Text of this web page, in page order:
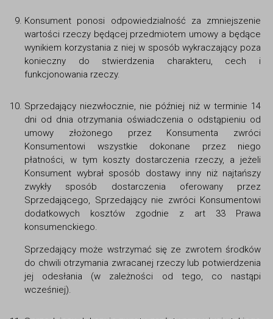
Konsument ponosi odpowiedzialność za zmniejszenie
wartości rzeczy będącej przedmiotem umowy a będące
wynikiem korzystania z niej w sposób wykraczający poza
konieczny do stwierdzenia charakteru, cech i
funkcjonowania rzeczy.
Sprzedający niezwłocznie, nie później niż w terminie 14
dni od dnia otrzymania oświadczenia o odstąpieniu od
umowy złożonego przez Konsumenta zwróci
Konsumentowi wszystkie dokonane przez niego
płatności, w tym koszty dostarczenia rzeczy, a jeżeli
Konsument wybrał sposób dostawy inny niż najtańszy
zwykły sposób dostarczenia oferowany przez
Sprzedającego, Sprzedający nie zwróci Konsumentowi
dodatkowych kosztów zgodnie z art 33 Prawa
konsumenckiego.
Sprzedający może wstrzymać się ze zwrotem środków
do chwili otrzymania zwracanej rzeczy lub potwierdzenia
jej odesłania (w zależności od tego, co nastąpi
wcześniej).